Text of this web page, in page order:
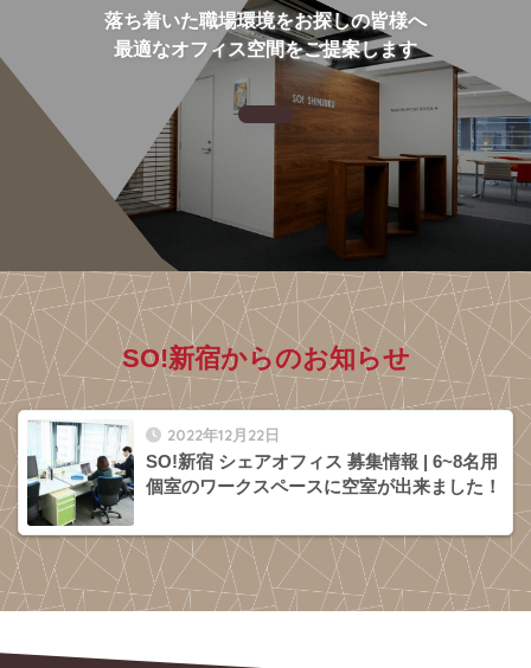
落ち着いた職場環境をお探しの皆様へ
最適なオフィス空間をご提案します
SO!新宿からのお知らせ
2022年12月22日
SO!新宿 シェアオフィス 募集情報 | 6~8名用
個室のワークスペースに空室が出来ました！